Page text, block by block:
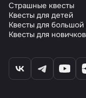
Страшные квесты
Квесты для детей
Квесты для
Квесты для новичков